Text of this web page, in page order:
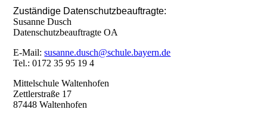
Zuständige Datenschutzbeauftragte:
Susanne Dusch
Datenschutzbeauftragte OA
E-Mail:susanne.dusch@schule.bayern.de
Tel.: 0172 35 95 19 4
Mittelschule Waltenhofen
Zettlerstraße 17
87448 Waltenhofen